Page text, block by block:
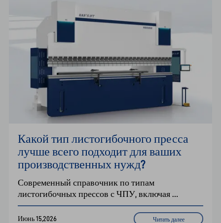
Какой тип листогибочного пресса
лучше всего подходит для ваших
производственных нужд?
Современный справочник по типам
листогибочных прессов с ЧПУ, включая
гидравлические, гибридные, полностью
электрические, гибочные центры и
Июнь 15,2026 Читать далее